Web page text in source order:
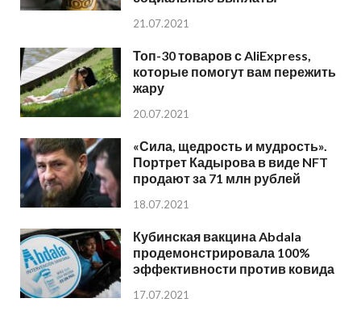
21.07.2021
Топ-30 товаров с AliExpress,
которые помогут вам пережить
жару
20.07.2021
«Сила, щедрость и мудрость».
Портрет Кадырова в виде NFT
продают за 71 млн рублей
18.07.2021
Кубинская вакцина Abdala
продемонстрировала 100%
эффективности против ковида
17.07.2021